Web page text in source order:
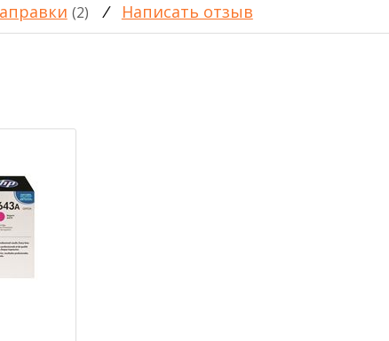
(2) / Написать отзыв